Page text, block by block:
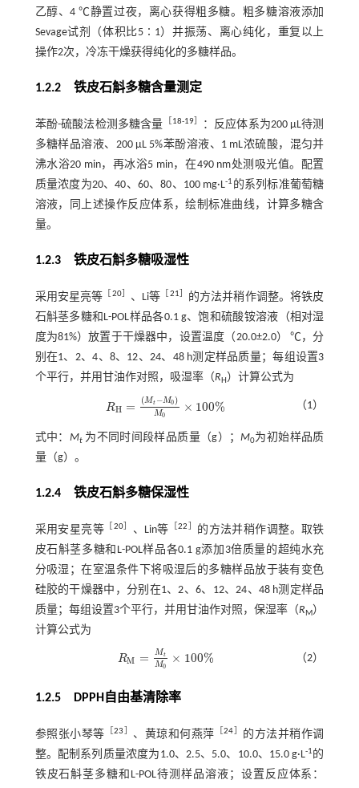
乙醇、4 ℃静置过夜，离心获得粗多糖。粗多糖溶液添加
Sevage试剂（体积比5∶1）并振荡、离心纯化，重复以上
操作2次，冷冻干燥获得纯化的多糖样品。
1.2.2 铁皮石斛多糖含量测定
苯酚-硫酸法检测多糖含量 18-19］
：反应体系为200 μL待测
多糖样品溶液、200 μL 5%苯酚溶液、1 mL浓硫酸，混匀并
沸水浴20 min，再冰浴5 min，在490 nm处测吸光值。配置
质量浓度为20、40、60、80、100 mg·L-1 的系列标准葡萄糖
溶液，同上述操作反应体系，绘制标准曲线，计算多糖含
量。
1.2.3 铁皮石斛多糖吸湿性
采用安星亮等 20］ 、Li等 21
的方法并稍作调整。将铁皮
石斛茎多糖和L-POL样品各0.1 g、饱和硫酸铵溶液（相对湿
度为81%）放置于干燥器中，设置温度（20.0±2.0） ℃，分
别在1、2、4、8、12、24、48 h测定样品质量；每组设置3
个平行，并用甘油作对照，吸湿率（RH ）计算公式为
RH = (Mt −M0)
M0
× 100%
RH= Mt -M0M0×100 % （1）
式中： Mt为不同时间段样品质量（g）；M0为初始样品质
量（g）。
1.2.4 铁皮石斛多糖保湿性
采用安星亮等 20］ 、Lin等 ［22
的方法并稍作调整。取铁
皮石斛茎多糖和L-POL样品各0.1 g添加3倍质量的超纯水充
分吸湿；在室温条件下将吸湿后的多糖样品放于装有变色
硅胶的干燥器中，分别在1、2、6、12、24、48 h测定样品
质量；每组设置3个平行，并用甘油作对照，保湿率（RM）
计算公式为
RM = Mt
M0
× 100%
RM= M M0 ×100% （2）
1.2.5 DPPH自由基清除率
参照张小琴等 ［23 、黄琼和何燕萍 ［24
的方法并稍作调
整。配制系列质量浓度为1.0、2.5、5.0、10.0、15.0 g·L-1 的
铁皮石斛茎多糖和L-POL待测样品溶液；设置反应体系：